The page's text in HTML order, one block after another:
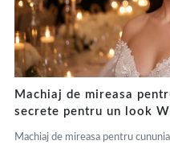
Machiaj de mireasa
secrete pentru un look
Machiaj de mireasa pentru